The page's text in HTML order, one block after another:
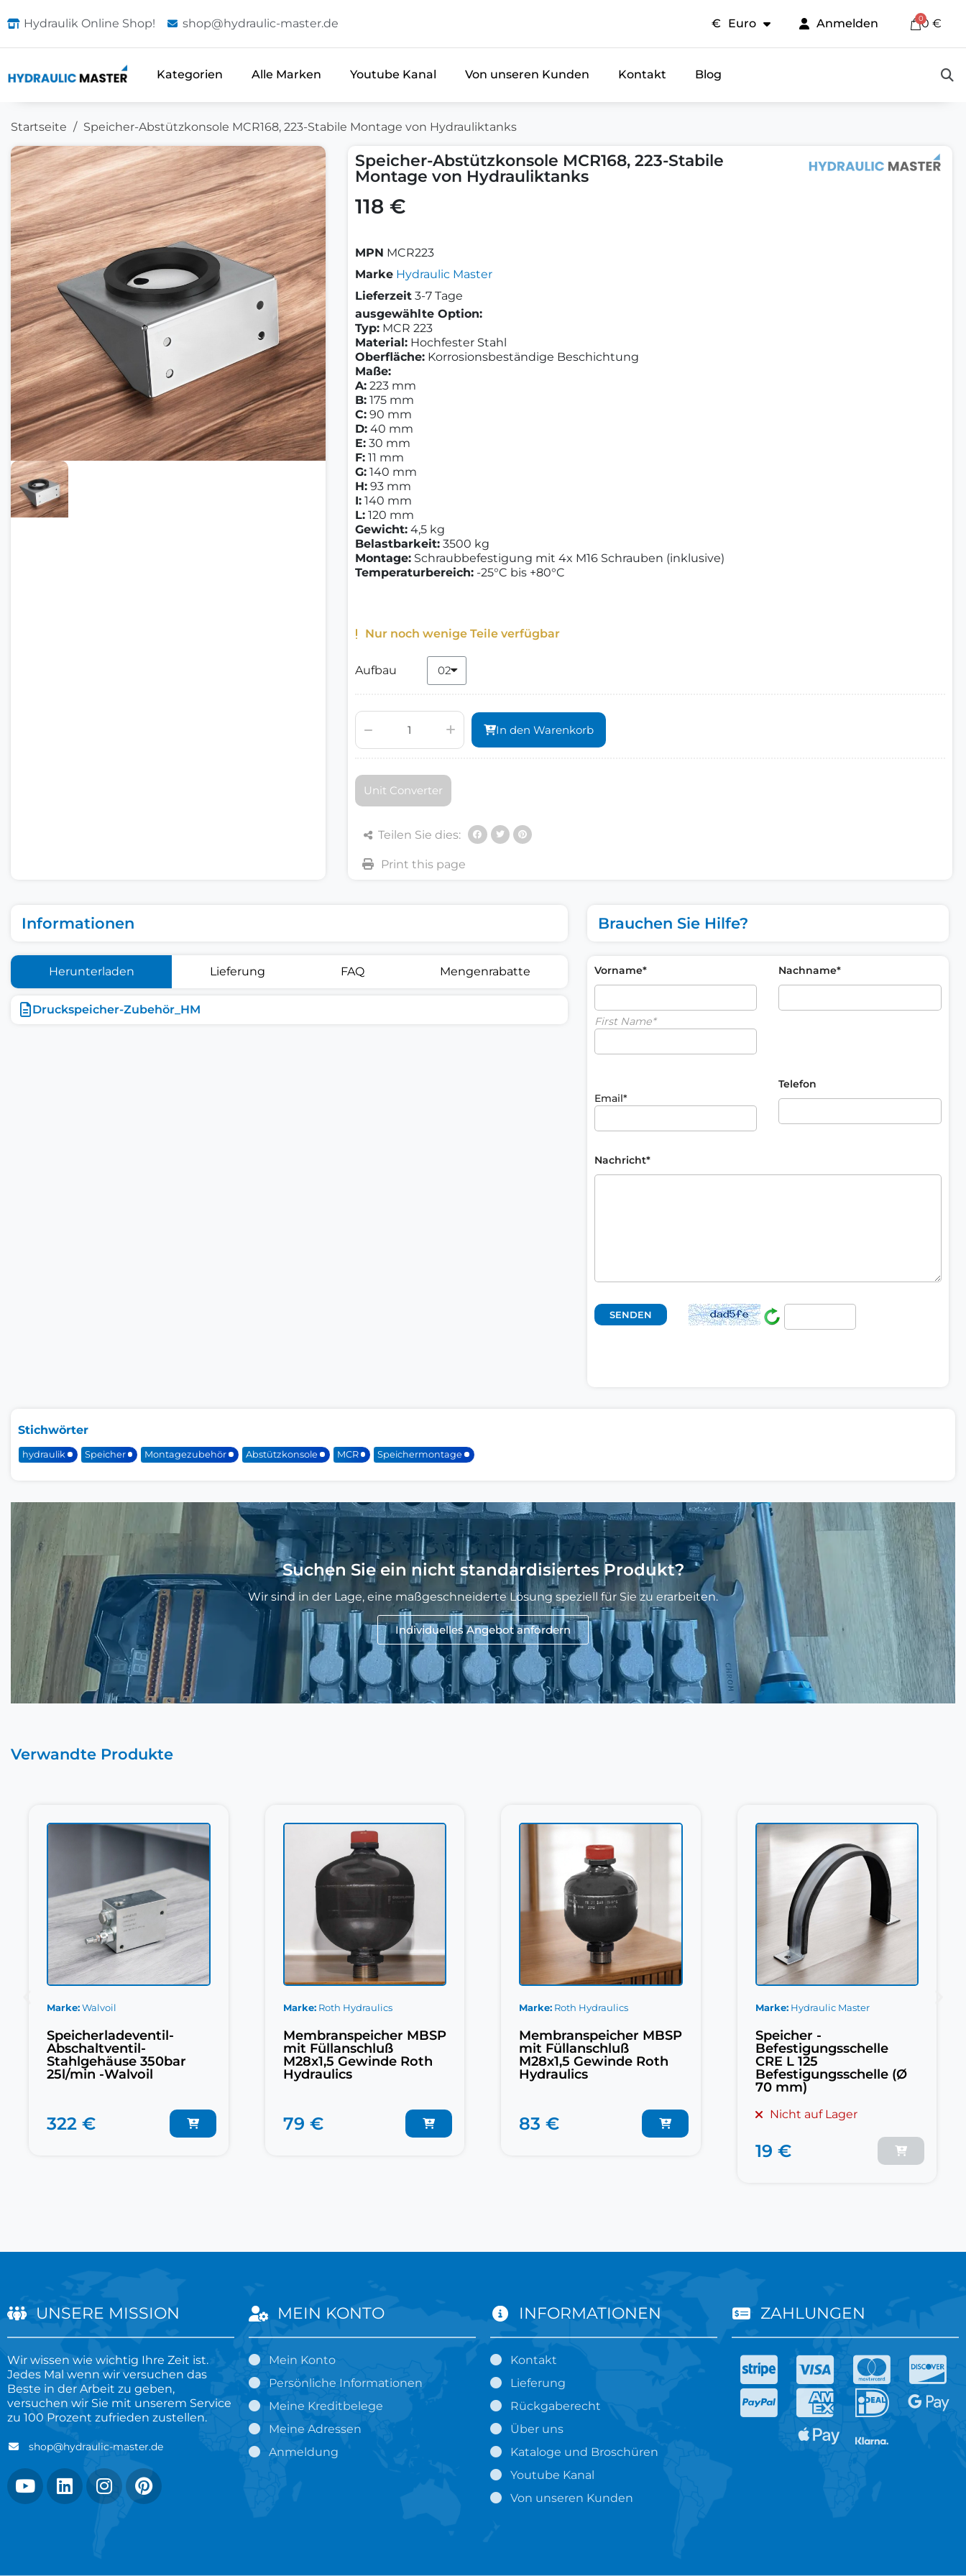
Hydraulik Online Shop! shop@hydraulic-master.de € Euro Anmelden 0 €
Kategorien Alle Marken Youtube Kanal Von unseren Kunden Kontakt Blog
Startseite Speicher-Abstützkonsole MCR168, 223-Stabile Montage von Hydrauliktanks
Speicher-Abstützkonsole MCR168, 223-Stabile
Montage von Hydrauliktanks
118 €
MPN MCR223
Marke Hydraulic Master
Lieferzeit 3-7 Tage
ausgewählte Option:
Typ:MCR 223
Material:Hochfester Stahl
Oberfläche:Korrosionsbeständige Beschichtung
Maße:
A:223 mm
B:175 mm
C:90 mm
D:40 mm
E:30 mm
F:11 mm
G:140 mm
H:93 mm
I:140 mm
L:120 mm
Gewicht:4,5 kg
Belastbarkeit:3500 kg
Montage:Schraubbefestigung mit 4x M16 Schrauben (inklusive)
Temperaturbereich:-25°C bis +80°C
Nur noch wenige Teile verfügbar
Aufbau
In den Warenkorb
Unit Converter
Teilen Sie dies:
Informationen
Herunterladen Lieferung FAQ Mengenrabatte
Druckspeicher-Zubehör_HM
Brauchen Sie Hilfe?
Vorname*
First Name*
Nachname*
Email*
Telefon
Nachricht*
Stichwörter
hydraulik Speicher Montagezubehör Abstützkonsole MCR Speichermontage
Suchen Sie ein nicht standardisiertes Produkt?
Wir sind in der Lage, eine maßgeschneiderte Lösung speziell für Sie zu erarbeiten.
Individuelles Angebot anfordern
Verwandte Produkte
Marke Walvoil
Speicherladeventil-
Abschaltventil-
Stahlgehäuse 350bar
25l/min -Walvoil
322 €
Marke Roth Hydraulics
Membranspeicher MBSP
mit Füllanschluß
M28x1,5 Gewinde Roth
Hydraulics
79 €
Marke Roth Hydraulics
Membranspeicher MBSP
mit Füllanschluß
M28x1,5 Gewinde Roth
Hydraulics
83 €
Marke Hydraulic Master
Speicher -
Befestigungsschelle
CRE L 125
Befestigungsschelle (Ø
70 mm)
Nicht auf Lager
19 €
UNSERE MISSION
Wir wissen wie wichtig Ihre Zeit ist.
Jedes Mal wenn wir versuchen das
Beste in der Arbeit zu geben,
versuchen wir Sie mit unserem Service
zu 100 Prozent zufrieden zustellen.
shop@hydraulic-master.de
MEIN KONTO
Mein Konto
Persönliche Informationen
Meine Kreditbelege
Meine Adressen
Anmeldung
INFORMATIONEN
Kontakt
Lieferung
Rückgaberecht
Über uns
Kataloge und Broschüren
Youtube Kanal
Von unseren Kunden
ZAHLUNGEN